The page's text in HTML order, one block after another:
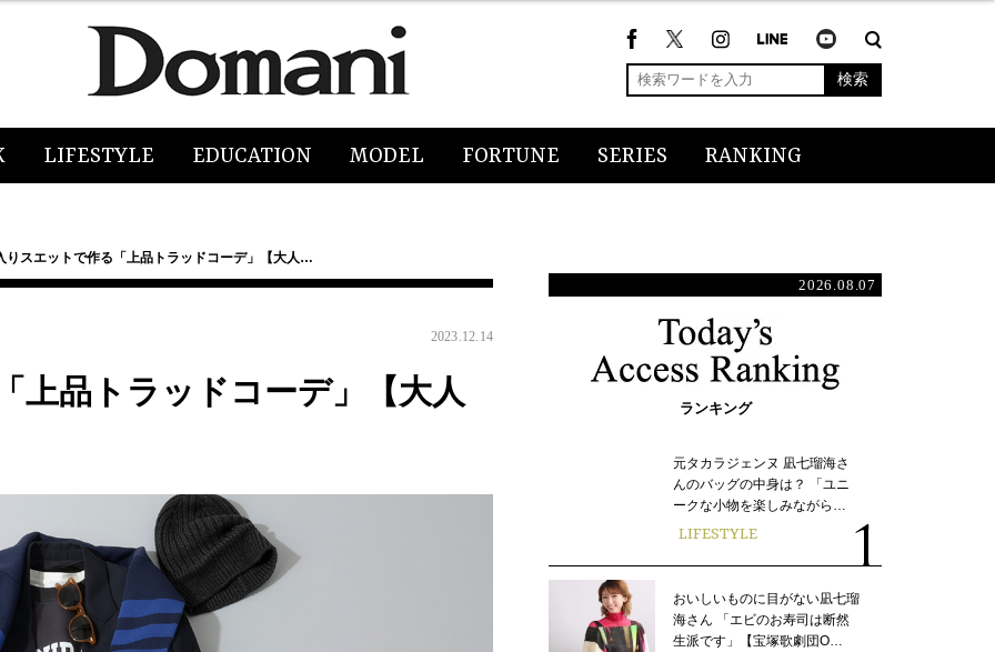
検索
LIFESTYLE EDUCATION MODEL FORTUNE SERIES RANKING
りスエットで作る「上品トラッドコーデ」【大人…
2023.12.14
上品トラッドコーデ」【大人
2026.08.07
ランキング
元タカラジェンヌ 凪七瑠海さ
んのバッグの中身は？ 「ユニ
ークな小物を楽しみながら…
LIFESTYLE
おいしいものに目がない凪七瑠
海さん 「エビのお寿司は断然
生派です」【宝塚歌劇団O…